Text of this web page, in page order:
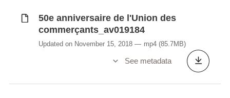
50e anniversaire de l'Union des
commerçants_av019184
Updated on November 15, 2018 mp4 (85.7MB)
See metadata